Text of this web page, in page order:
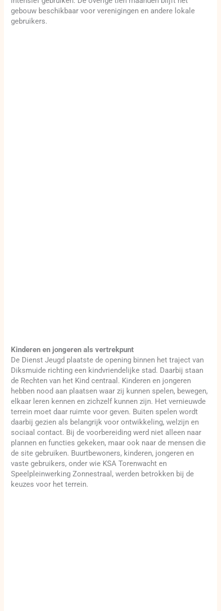
gebouw beschikbaar voor verenigingen en andere lokale
gebruikers.
Kinderen en jongeren als vertrekpunt
De Dienst Jeugd plaatste de opening binnen het traject van
Diksmuide richting een kindvriendelijke stad. Daarbij staan
de Rechten van het Kind centraal. Kinderen en jongeren
hebben nood aan plaatsen waar zij kunnen spelen, bewegen,
elkaar leren kennen en zichzelf kunnen zijn. Het vernieuwde
terrein moet daar ruimte voor geven. Buiten spelen wordt
daarbij gezien als belangrijk voor ontwikkeling, welzijn en
sociaal contact. Bij de voorbereiding werd niet alleen naar
plannen en functies gekeken, maar ook naar de mensen die
de site gebruiken. Buurtbewoners, kinderen, jongeren en
vaste gebruikers, onder wie KSA Torenwacht en
Speelpleinwerking Zonnestraal, werden betrokken bij de
keuzes voor het terrein.